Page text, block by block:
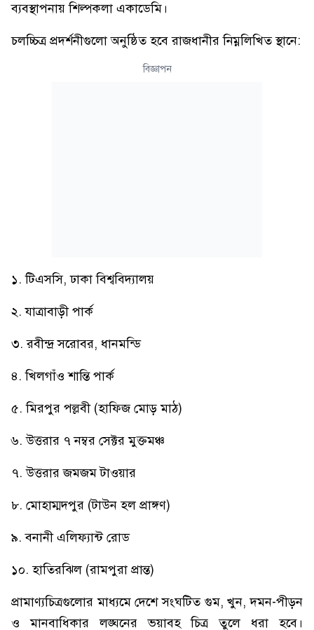
ব্যবস্থাপনায় শিল্পকলা একাডেমি।
চলচ্চিত্র প্রদর্শনীগুলো অনুষ্ঠিত হবে রাজধানীর নিম্নলিখিত স্থানে:
বিজ্ঞাপন
১. টিএসসি, ঢাকা বিশ্ববিদ্যালয়
২. যাত্রাবাড়ী পার্ক
৩. রবীন্দ্র সরোবর, ধানমন্ডি
৪. খিলগাঁও শান্তি পার্ক
৫. মিরপুর পল্লবী (হাফিজ মোড় মাঠ)
৬. উত্তরার ৭ নম্বর সেক্টর মুক্তমঞ্চ
৭. উত্তরার জমজম টাওয়ার
৮. মোহাম্মদপুর (টাউন হল প্রাঙ্গণ)
৯. বনানী এলিফ্যান্ট রোড
১০. হাতিরঝিল (রামপুরা প্রান্ত)
প্রামাণ্যচিত্রগুলোর মাধ্যমে দেশে সংঘটিত গুম, খুন, দমন-পীড়ন
ও মানবাধিকার লঙ্ঘনের ভয়াবহ চিত্র তুলে ধরা হবে।